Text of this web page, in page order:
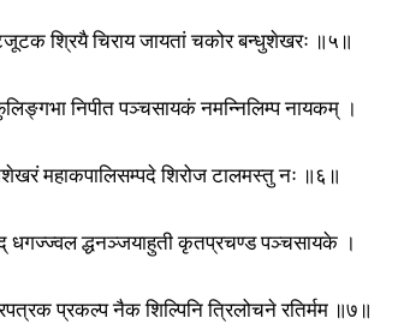
श्रियै चिराय जायतां चकोर बन्धुशेखरः ॥५॥
निपीत पञ्चसायकं नमन्निलिम्प नायकम् ।
महाकपालिसम्पदे शिरोज टालमस्तु नः ॥६॥
धगज्ज्वल द्धनञ्जयाहुती कृतप्रचण्ड पञ्चसायके ।
प्रकल्प नैक शिल्पिनि त्रिलोचने रतिर्मम ॥७॥